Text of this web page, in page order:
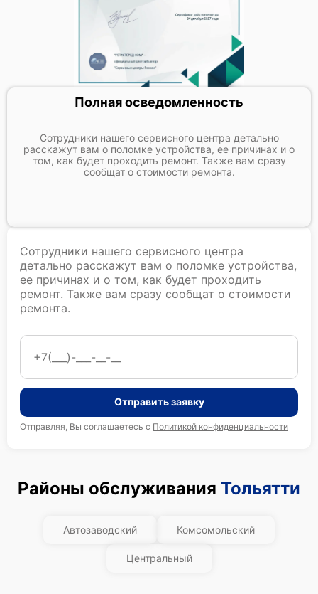
Полная осведомленность
Сотрудники нашего сервисного центра детально
расскажут вам о поломке устройства, ее причинах и о
том, как будет проходить ремонт. Также вам сразу
сообщат о стоимости ремонта.
Сотрудники нашего сервисного центра
детально расскажут вам о поломке устройства,
ее причинах и о том, как будет проходить
ремонт. Также вам сразу сообщат о стоимости
ремонта.
Отправить заявку
Отправляя, Вы соглашаетесь с Политикой конфиденциальности
Районы обслуживания Тольятти
Автозаводский Комсомольский
Центральный